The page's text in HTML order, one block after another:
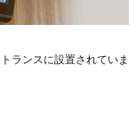
ランスに設置されていま